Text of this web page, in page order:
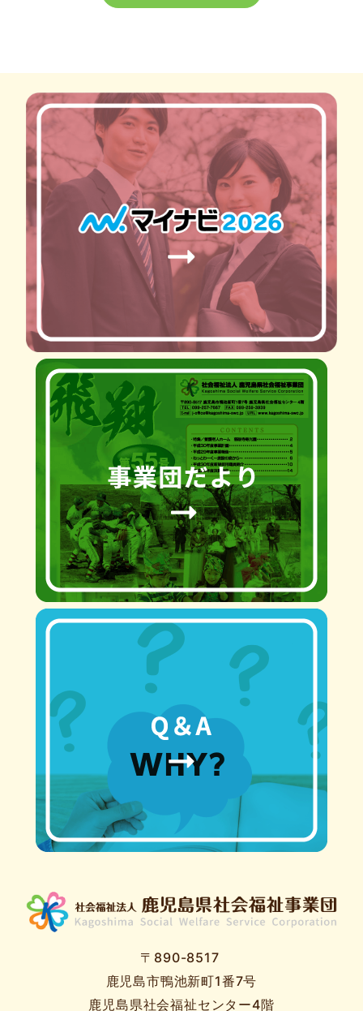
〒890-8517
鹿児島市鴨池新町1番7号
鹿児島県社会福祉センター4階